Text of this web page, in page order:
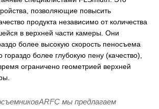
позволяющие повысить
продукта независимо от количества
в верхней части камеры. Они
более высокую скорость пеносъема
гораздо более глубокую пену (качество),
ограничено геометрией верхней
мы предлагаем